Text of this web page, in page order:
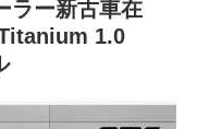
ラー新古車在
1.0